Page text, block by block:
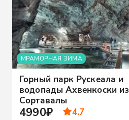
МРАМОРНАЯ ЗИМА
Горный парк Рускеала и
водопады Ахвенкоски из
Сортавалы
4990₽ 4.7